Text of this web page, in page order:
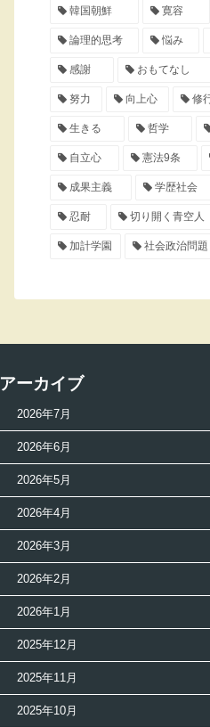
韓国朝鮮 寛容
論理的思考 悩み
感謝 おもてなし
努力 向上心 修
生きる 哲学
自立心 憲法9条
成果主義 学歴社会
忍耐 切り開く青空人
加計学園 社会政治問題
アーカイブ
2026年7月
2026年6月
2026年5月
2026年4月
2026年3月
2026年2月
2026年1月
2025年12月
2025年11月
2025年10月